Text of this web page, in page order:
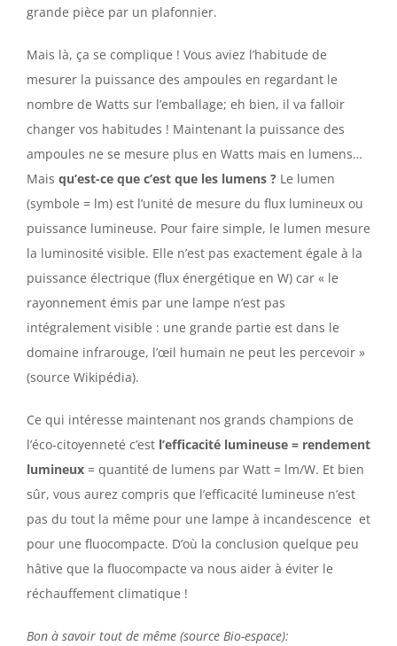
grande pièce par un plafonnier.
Mais là, ça se complique ! Vous aviez l’habitude de
mesurer la puissance des ampoules en regardant le
nombre de Watts sur l’emballage; eh bien, il va falloir
changer vos habitudes ! Maintenant la puissance des
ampoules ne se mesure plus en Watts mais en lumens…
Mais qu’est-ce que c’est que les lumens ? Le lumen
(symbole = lm) est l’unité de mesure du flux lumineux ou
puissance lumineuse. Pour faire simple, le lumen mesure
la luminosité visible. Elle n’est pas exactement égale à la
puissance électrique (flux énergétique en W) car « le
rayonnement émis par une lampe n’est pas
intégralement visible : une grande partie est dans le
domaine infrarouge, l’œil humain ne peut les percevoir »
(source Wikipédia).
Ce qui intéresse maintenant nos grands champions de
l’éco-citoyenneté c’est l’efficacité lumineuse = rendement
lumineux = quantité de lumens par Watt = lm/W. Et bien
sûr, vous aurez compris que l’efficacité lumineuse n’est
pas du tout la même pour une lampe à incandescence et
pour une fluocompacte. D’où la conclusion quelque peu
hâtive que la fluocompacte va nous aider à éviter le
réchauffement climatique !
Bon à savoir tout de même (source Bio-espace):